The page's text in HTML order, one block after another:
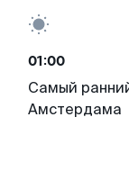
01:00
Самый
Амстердама